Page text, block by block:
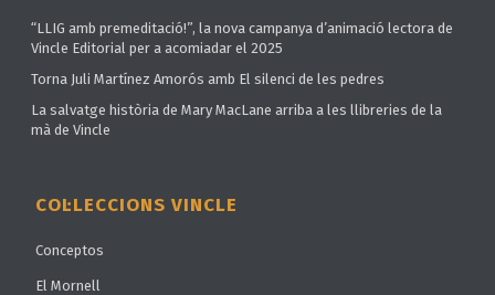
“LLIG amb premeditació!”, la nova campanya d’animació lectora de
Vincle Editorial per a acomiadar el 2025
Torna Juli Martínez Amorós amb El silenci de les pedres
La salvatge història de Mary MacLane arriba a les llibreries de la
mà de Vincle
COL·LECCIONS VINCLE
Conceptos
El Mornell